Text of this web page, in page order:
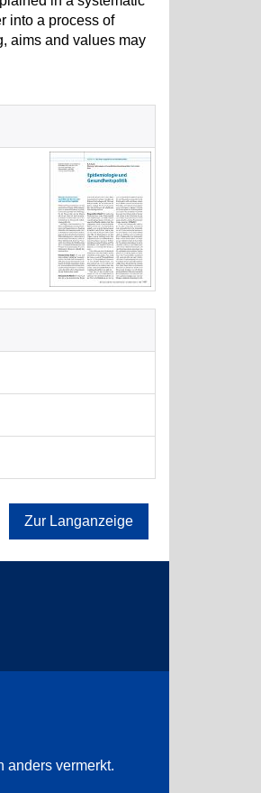
into a process of
aims and values may
Zur Langanzeige
anders vermerkt.